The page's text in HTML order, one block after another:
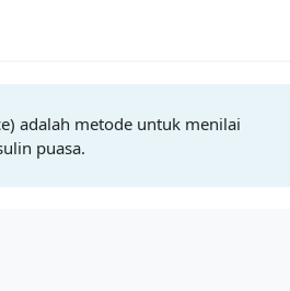
adalah metode untuk menilai
puasa.